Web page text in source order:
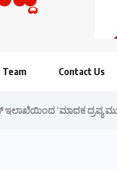
Team Contact Us
ಇಲಾಖೆಯಿಂದ ‘ಮಾದಕ